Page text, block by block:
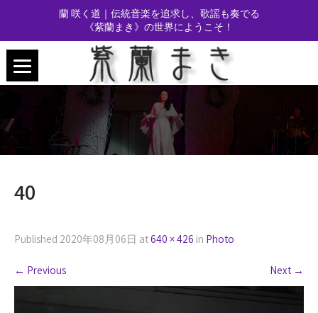
蘭 咲く道｜伝統音楽を追求し、歌謡も奏でる
《紫蘭まき》の世界にようこそ！
40
Published 2020年08月06日 at640 × 426 in Photo
← Previous Next →